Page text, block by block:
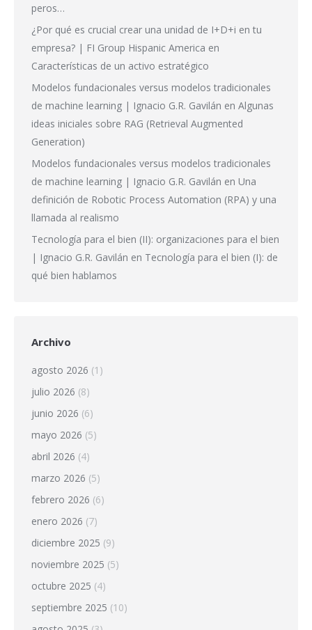
peros…
¿Por qué es crucial crear una unidad de I+D+i en tu
empresa? | FI Group Hispanic America en
Características de un activo estratégico
Modelos fundacionales versus modelos tradicionales
de machine learning | Ignacio G.R. Gavilán en Algunas
ideas iniciales sobre RAG (Retrieval Augmented
Generation)
Modelos fundacionales versus modelos tradicionales
de machine learning | Ignacio G.R. Gavilán en Una
definición de Robotic Process Automation (RPA) y una
llamada al realismo
Tecnología para el bien (II): organizaciones para el bien
| Ignacio G.R. Gavilán en Tecnología para el bien (I): de
qué bien hablamos
Archivo
agosto 2026 (1)
julio 2026 (8)
junio 2026 (6)
mayo 2026 (5)
abril 2026 (4)
marzo 2026 (5)
febrero 2026 (6)
enero 2026 (7)
diciembre 2025 (9)
noviembre 2025 (5)
octubre 2025 (4)
septiembre 2025 (10)